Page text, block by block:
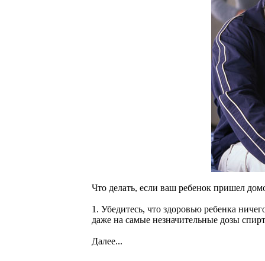
Что делать, если ваш ребенок пришел
1. Убедитесь, что здоровью ребенка
даже на самые незначительные дозы
Далее...